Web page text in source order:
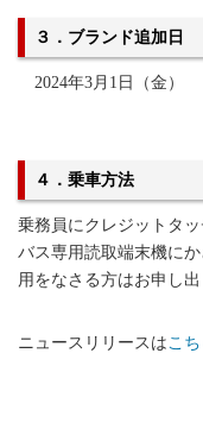
３．ブランド追加日
2024年3月 1 日（金）
４．乗車方法
乗務員にクレジットタ
バス専用読取端末機に
用をなさる方はお申し出
ニュースリリースはこち